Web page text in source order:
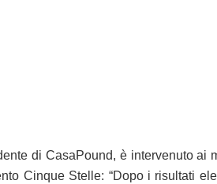
di CasaPound, è intervenuto ai
Cinque Stelle: “Dopo i risultati